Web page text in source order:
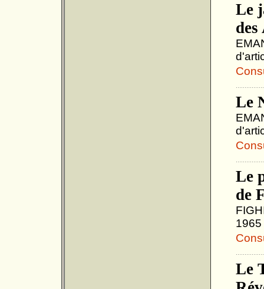
Le
Le
Le
de
1965
Le